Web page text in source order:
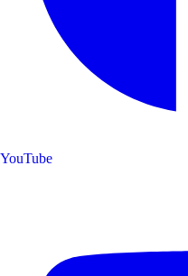
YouTube